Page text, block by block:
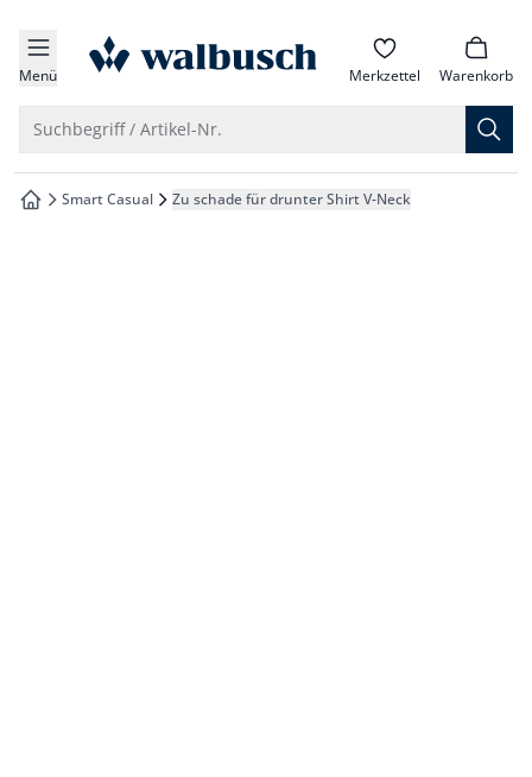
springen
springen
springen
springen
Menü zur Startseite Merkzettel Warenkorb
Suchbegriff / Artikel-Nr.
zur Startseite
Smart Casual Zu schade für drunter Shirt V-Neck